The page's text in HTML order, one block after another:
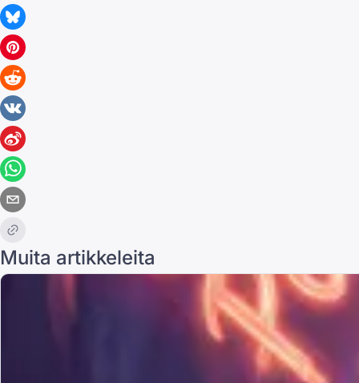
Muita artikkeleita